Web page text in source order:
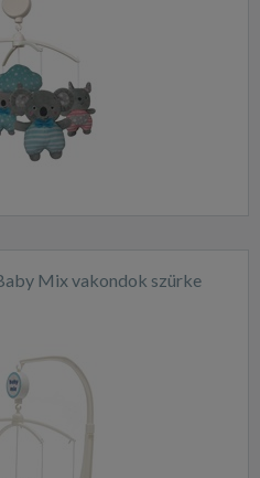
Mix vakondok szürke